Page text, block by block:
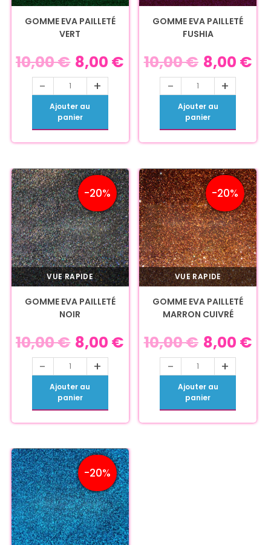
GOMME EVA PAILLETÉ
VERT
10,00€ 8,00 €
- +
Ajouter au
panier
GOMME EVA PAILLETÉ
FUSHIA
10,00€ 8,00 €
- +
Ajouter au
panier
-20%
VUE RAPIDE
GOMME EVA PAILLETÉ
NOIR
10,00€ 8,00 €
- +
Ajouter au
panier
-20%
VUE RAPIDE
GOMME EVA PAILLETÉ
MARRON CUIVRÉ
10,00€ 8,00 €
- +
Ajouter au
panier
-20%